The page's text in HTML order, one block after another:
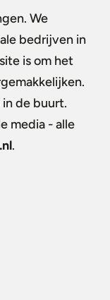
. We
bedrijven in
is om het
in de buurt.
media - alle
.